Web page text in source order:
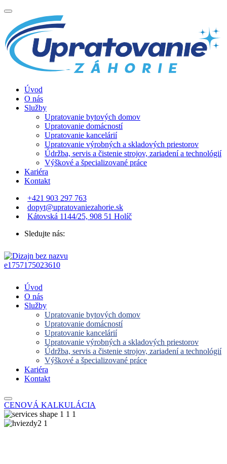
Úvod
O nás
Služby
Upratovanie bytových domov
Upratovanie domácností
Upratovanie kancelárií
Upratovanie výrobných a skladových priestorov
Údržba, servis a čistenie strojov, zariadení a technológií
Výškové a špecializované práce
Kariéra
Kontakt
+421 903 297 763
dopyt@upratovaniezahorie.sk
Kátovská 1144/25, 908 51 Holíč
Sledujte nás:
Úvod
O nás
Služby
Upratovanie bytových domov
Upratovanie domácností
Upratovanie kancelárií
Upratovanie výrobných a skladových priestorov
Údržba, servis a čistenie strojov, zariadení a technológií
Výškové a špecializované práce
Kariéra
Kontakt
CENOVÁ KALKULÁCIA